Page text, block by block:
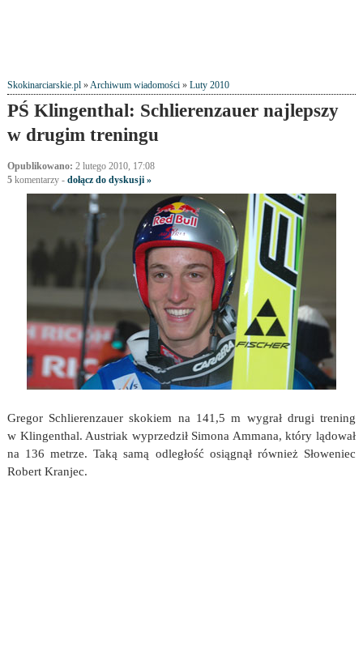
Skokinarciarskie.pl»Archiwum wiadomości» Luty 2010
PŚ Klingenthal: Schlierenzauer najlepszy
w drugim treningu
Opublikowano: 2 lutego 2010, 17:08
5komentarzy- dołącz do dyskusji »
Gregor Schlierenzauer skokiem na 141,5 m wygrał drugi trening
w Klingenthal. Austriak wyprzedził Simona Ammana, który lądował
na 136 metrze. Taką samą odległość osiągnął również Słoweniec
Robert Kranjec.